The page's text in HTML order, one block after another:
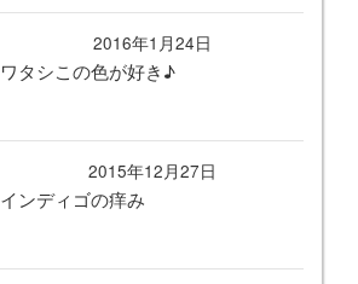
2016年1月24日
ワタシこの色が好き♪
2015年12月27日
インディゴの痒み